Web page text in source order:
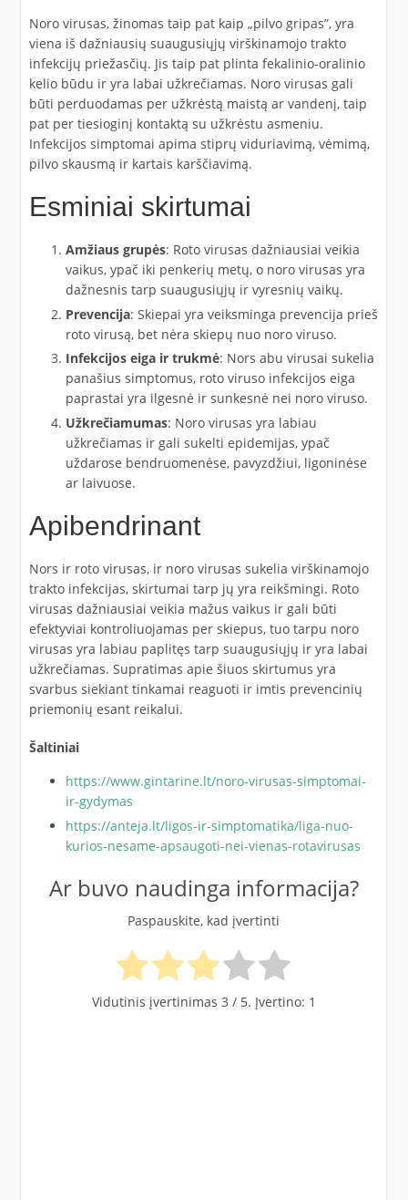
Noro virusas, žinomas taip pat kaip „pilvo gripas”, yra
viena iš dažniausių suaugusiųjų virškinamojo trakto
infekcijų priežasčių. Jis taip pat plinta fekalinio-oralinio
kelio būdu ir yra labai užkrečiamas. Noro virusas gali
būti perduodamas per užkrėstą maistą ar vandenį, taip
pat per tiesioginį kontaktą su užkrėstu asmeniu.
Infekcijos simptomai apima stiprų viduriavimą, vėmimą,
pilvo skausmą ir kartais karščiavimą.
Esminiai skirtumai
Amžiaus grupės: Roto virusas dažniausiai veikia
vaikus, ypač iki penkerių metų, o noro virusas yra
dažnesnis tarp suaugusiųjų ir vyresnių vaikų.
Prevencija: Skiepai yra veiksminga prevencija prieš
roto virusą, bet nėra skiepų nuo noro viruso.
Infekcijos eiga ir trukmė: Nors abu virusai sukelia
panašius simptomus, roto viruso infekcijos eiga
paprastai yra ilgesnė ir sunkesnė nei noro viruso.
Užkrečiamumas: Noro virusas yra labiau
užkrečiamas ir gali sukelti epidemijas, ypač
uždarose bendruomenėse, pavyzdžiui, ligoninėse
ar laivuose.
Apibendrinant
Nors ir roto virusas, ir noro virusas sukelia virškinamojo
trakto infekcijas, skirtumai tarp jų yra reikšmingi. Roto
virusas dažniausiai veikia mažus vaikus ir gali būti
efektyviai kontroliuojamas per skiepus, tuo tarpu noro
virusas yra labiau paplitęs tarp suaugusiųjų ir yra labai
užkrečiamas. Supratimas apie šiuos skirtumus yra
svarbus siekiant tinkamai reaguoti ir imtis prevencinių
priemonių esant reikalui.
Šaltiniai
https://www.gintarine.lt/noro-virusas-simptomai-
ir-gydymas
https://anteja.lt/ligos-ir-simptomatika/liga-nuo-
kurios-nesame-apsaugoti-nei-vienas-rotavirusas
Ar buvo naudinga informacija?
Paspauskite, kad įvertinti
Vidutinis įvertinimas 3 / 5. Įvertino: 1